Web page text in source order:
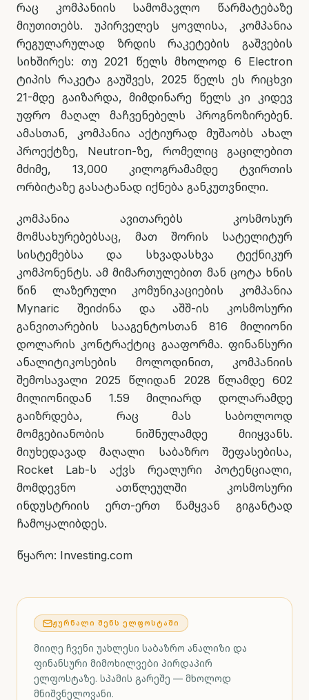
რაც კომპანიის სამომავლო წარმატებაზე
მიუთითებს. უპირველეს ყოვლისა, კომპანია
რეგულარულად ზრდის რაკეტების გაშვების
სიხშირეს: თუ 2021 წელს მხოლოდ 6 Electron
ტიპის რაკეტა გაუშვეს, 2025 წელს ეს რიცხვი
21-მდე გაიზარდა, მიმდინარე წელს კი კიდევ
უფრო მაღალ მაჩვენებელს პროგნოზირებენ.
ამასთან, კომპანია აქტიურად მუშაობს ახალ
პროექტზე, Neutron-ზე, რომელიც გაცილებით
მძიმე, 13,000 კილოგრამამდე ტვირთის
ორბიტაზე გასატანად იქნება განკუთვნილი.
კომპანია ავითარებს კოსმოსურ
მომსახურებებსაც, მათ შორის სატელიტურ
სისტემებსა და სხვადასხვა ტექნიკურ
კომპონენტს. ამ მიმართულებით მან ცოტა ხნის
წინ ლაზერული კომუნიკაციების კომპანია
Mynaric შეიძინა და აშშ-ის კოსმოსური
განვითარების სააგენტოსთან 816 მილიონი
დოლარის კონტრაქტიც გააფორმა. ფინანსური
ანალიტიკოსების მოლოდინით, კომპანიის
შემოსავალი 2025 წლიდან 2028 წლამდე 602
მილიონიდან 1.59 მილიარდ დოლარამდე
გაიზრდება, რაც მას საბოლოოდ
მომგებიანობის ნიშნულამდე მიიყვანს.
მიუხედავად მაღალი საბაზრო შეფასებისა,
Rocket Lab-ს აქვს რეალური პოტენციალი,
მომდევნო ათწლეულში კოსმოსური
ინდუსტრიის ერთ-ერთ წამყვან გიგანტად
ჩამოყალიბდეს.
წყარო: Investing.com
ᲟᲣᲠᲜᲐᲚᲘ ᲨᲔᲜᲡ ᲔᲚᲤᲝᲡᲢᲐᲨᲘ
მიიღე ჩვენი უახლესი საბაზრო ანალიზი და
ფინანსური მიმოხილვები პირდაპირ
ელფოსტაზე. სპამის გარეშე — მხოლოდ
მნიშვნელოვანი.